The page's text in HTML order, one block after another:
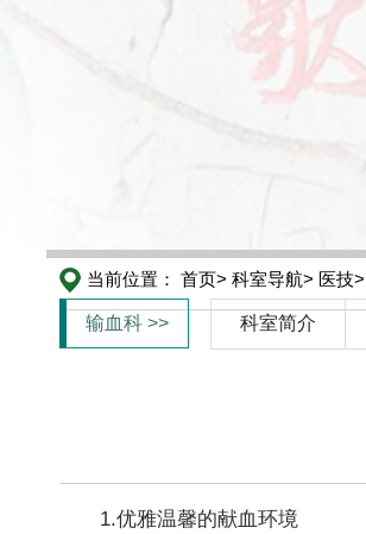
当前位置： 首页> 科室导航> 医技>
输血科 >> 科室简介
1.优雅温馨的献血环境